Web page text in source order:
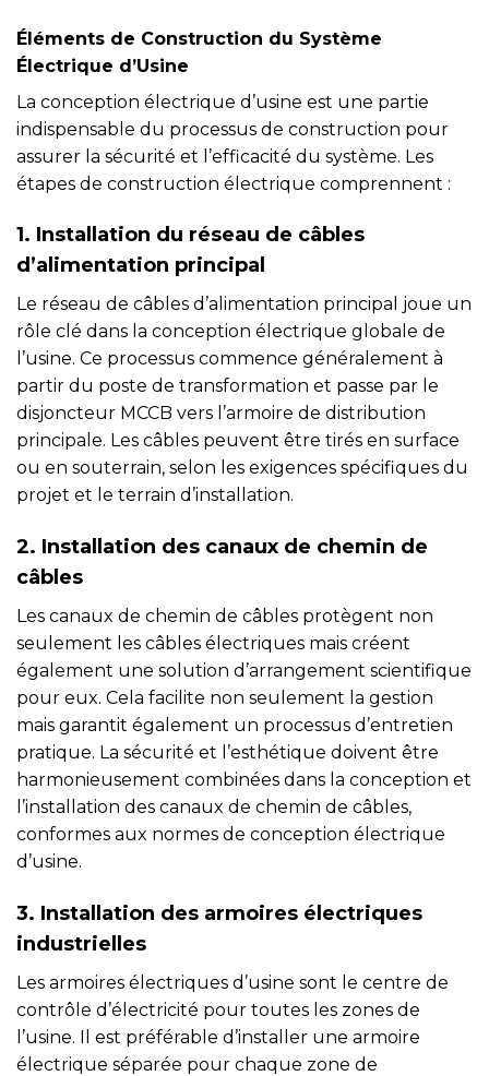
Éléments de Construction du Système
Électrique d’Usine
La conception électrique d’usine est une partie
indispensable du processus de construction pour
assurer la sécurité et l’efficacité du système. Les
étapes de construction électrique comprennent :
1. Installation du réseau de câbles
d’alimentation principal
Le réseau de câbles d’alimentation principal joue un
rôle clé dans la conception électrique globale de
l’usine. Ce processus commence généralement à
partir du poste de transformation et passe par le
disjoncteur MCCB vers l’armoire de distribution
principale. Les câbles peuvent être tirés en surface
ou en souterrain, selon les exigences spécifiques du
projet et le terrain d’installation.
2. Installation des canaux de chemin de
câbles
Les canaux de chemin de câbles protègent non
seulement les câbles électriques mais créent
également une solution d’arrangement scientifique
pour eux. Cela facilite non seulement la gestion
mais garantit également un processus d’entretien
pratique. La sécurité et l’esthétique doivent être
harmonieusement combinées dans la conception et
l’installation des canaux de chemin de câbles,
conformes aux normes de conception électrique
d’usine.
3. Installation des armoires électriques
industrielles
Les armoires électriques d’usine sont le centre de
contrôle d’électricité pour toutes les zones de
l’usine. Il est préférable d’installer une armoire
électrique séparée pour chaque zone de